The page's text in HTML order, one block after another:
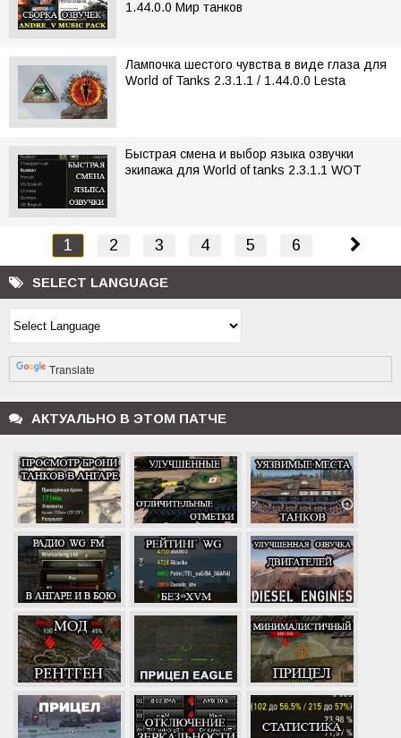
1.44.0.0 Мир танков
Лампочка шестого чувства в виде глаза для
World of Tanks 2.3.1.1 / 1.44.0.0 Lesta
Быстрая смена и выбор языка озвучки
экипажа для World of tanks 2.3.1.1 WOT
1 2 3 4 5 6
SELECT LANGUAGE
Translate
АКТУАЛЬНО В ЭТОМ ПАТЧЕ